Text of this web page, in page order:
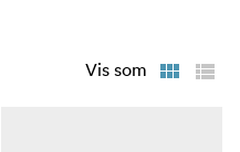
Vis som